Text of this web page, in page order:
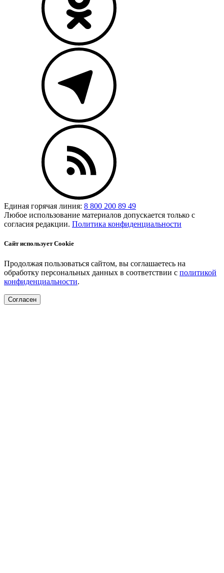
Единая горячая линия: 8 800 200 89 49
Любое использование материалов допускается только с
согласия редакции. Политика конфиденциальности
Сайт использует Cookie
Продолжая пользоваться сайтом, вы соглашаетесь на
обработку персональных данных в соответствии с политикой
конфиденциальности.
Согласен